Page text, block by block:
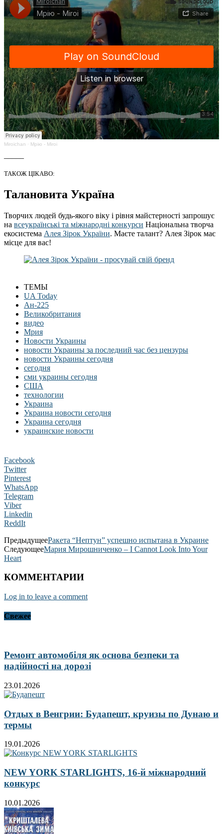
Miroichan · Мрію - Miroi
ТАКОЖ ЦІКАВО:
Талановита Україна
Творчих людей будь-якого віку і рівня майстерності запрошує
на всеукраїнські та міжнародні конкурси Національна творча
екосистема Алея Зірок України. Маєте талант? Алея Зірок має
місце для вас!
ТЕМЫ
UA Today
Ан-225
Великобритания
видео
Мрия
Новости Украины
новости Украины за последний час без цензуры
новости Украины сегодня
сегодня
сми украины сегодня
США
технологии
Украина
Украина новости сегодня
Украина сегодня
украинские новости
Facebook
Twitter
Pinterest
WhatsApp
Telegram
Viber
Linkedin
ReddIt
ПредыдущееРакета “Нептун” успешно испытана в Украине
СледующееМария Мирошниченко – I Cannot Look Into Your
Heart
КОММЕНТАРИИ
Log in to leave a comment
Свежее
Ремонт автомобіля як основа безпеки та
надійності на дорозі
23.01.2026
Отдых в Венгрии: Будапешт, круизы по Дунаю и
термы
19.01.2026
NEW YORK STARLIGHTS, 16-й міжнародний
конкурс
10.01.2026